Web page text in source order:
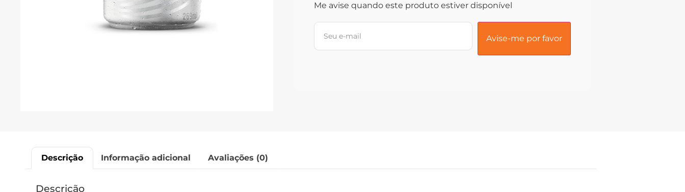
Me avise quando este produto estiver disponível
Descrição Informação adicional Avaliações (0)
Descrição